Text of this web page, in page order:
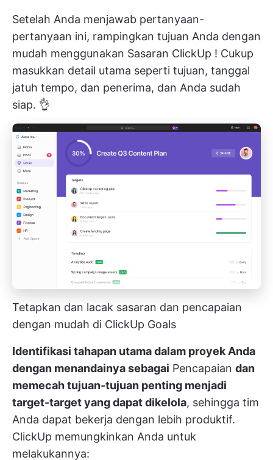
Setelah Anda menjawab pertanyaan-
pertanyaan ini, rampingkan tujuan Anda dengan
mudah menggunakan Sasaran ClickUp ! Cukup
masukkan detail utama seperti tujuan, tanggal
jatuh tempo, dan penerima, dan Anda sudah
siap. 👌
Tetapkan dan lacak sasaran dan pencapaian
dengan mudah di ClickUp Goals
Identifikasi tahapan utama dalam proyek Anda
dengan menandainya sebagai Pencapaian dan
memecah tujuan-tujuan penting menjadi
target-target yang dapat dikelola, sehingga tim
Anda dapat bekerja dengan lebih produktif.
ClickUp memungkinkan Anda untuk
melakukannya: